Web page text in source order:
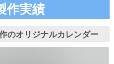
作実績
のオリジナルカレンダー